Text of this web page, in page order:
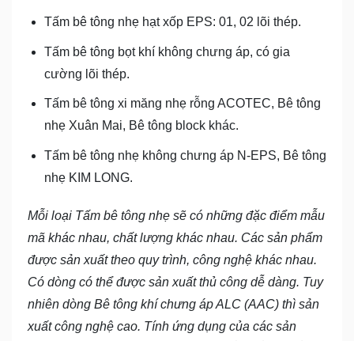
Tấm bê tông nhẹ hạt xốp EPS: 01, 02 lõi thép.
Tấm bê tông bọt khí không chưng áp, có gia
cường lõi thép.
Tấm bê tông xi măng nhẹ rỗng ACOTEC, Bê tông
nhẹ Xuân Mai, Bê tông block khác.
Tấm bê tông nhẹ không chưng áp N-EPS, Bê tông
nhẹ KIM LONG.
Mỗi loại Tấm bê tông nhẹ sẽ có những đặc điểm mẫu
mã khác nhau, chất lượng khác nhau. Các sản phẩm
được sản xuất theo quy trình, công nghệ khác nhau.
Có dòng có thể được sản xuất thủ công dễ dàng. Tuy
nhiên dòng Bê tông khí chưng áp ALC (AAC) thì sản
xuất công nghệ cao. Tính ứng dụng của các sản